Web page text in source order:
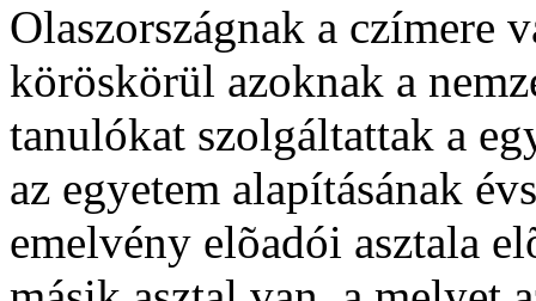
Olaszországnak a czímere
köröskörül azoknak a
tanulókat szolgáltattak a
az egyetem alapításának
emelvény elõadói asztala